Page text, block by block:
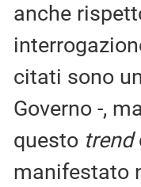
anche
citati sono
Governo -,
questo trend
manifestato